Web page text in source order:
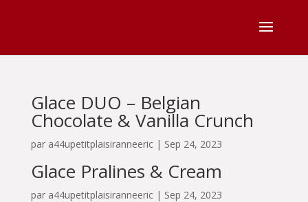
Glace DUO – Belgian
Chocolate & Vanilla Crunch
par a44upetitplaisiranneeric| Sep 24, 2023
Glace Pralines & Cream
par a44upetitplaisiranneeric| Sep 24, 2023